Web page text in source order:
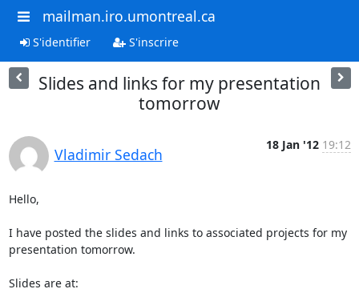
mailman.iro.umontreal.ca
S'identifier S'inscrire
Slides and links for my presentation
tomorrow
Vladimir Sedach
18 Jan '12 19:12
Hello,
I have posted the slides and links to associated projects for my
presentation tomorrow.